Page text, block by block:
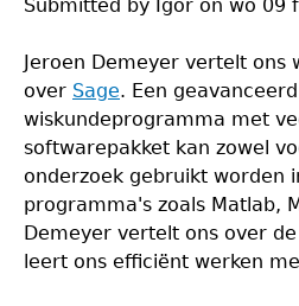
Submitted by Igor on wo 09
Jeroen Demeyer vertelt ons
over Sage. Een
wiskundeprogramma met
softwarepakket kan zowel
onderzoek gebruikt worden
programma's zoals Matlab,
Demeyer vertelt ons over
leert ons efficiënt werken